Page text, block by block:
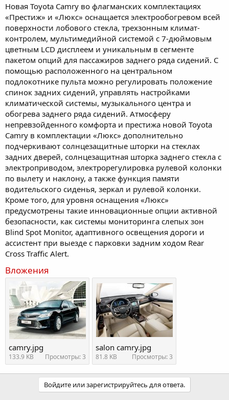
Новая Toyota Camry во флагманских комплектациях
«Престиж» и «Люкс» оснащается электрообогревом всей
поверхности лобового стекла, трехзонным климат-
контролем, мультимедийной системой с 7-дюймовым
цветным LCD дисплеем и уникальным в сегменте
пакетом опций для пассажиров заднего ряда сидений. С
помощью расположенного на центральном
подлокотнике пульта можно регулировать положение
спинок задних сидений, управлять настройками
климатической системы, музыкального центра и
обогрева заднего ряда сидений. Атмосферу
непревзойденного комфорта и престижа новой Toyota
Camry в комплектации «Люкс» дополнительно
подчеркивают солнцезащитные шторки на стеклах
задних дверей, солнцезащитная шторка заднего стекла с
электроприводом, электрорегулировка рулевой колонки
по вылету и наклону, а также функция памяти
водительского сиденья, зеркал и рулевой колонки.
Кроме того, для уровня оснащения «Люкс»
предусмотрены такие инновационные опции активной
безопасности, как системы мониторинга слепых зон
Blind Spot Monitor, адаптивного освещения дороги и
ассистент при выезде с парковки задним ходом Rear
Cross Traffic Alert.
Вложения
camry.jpg
133.9 KB Просмотры: 3
salon camry.jpg
81.8 KB Просмотры: 3
Войдите или зарегистрируйтесь для ответа.